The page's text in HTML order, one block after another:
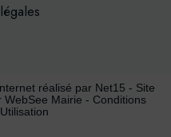
réalisé par Net15 - Site
WebSee Mairie - Conditions